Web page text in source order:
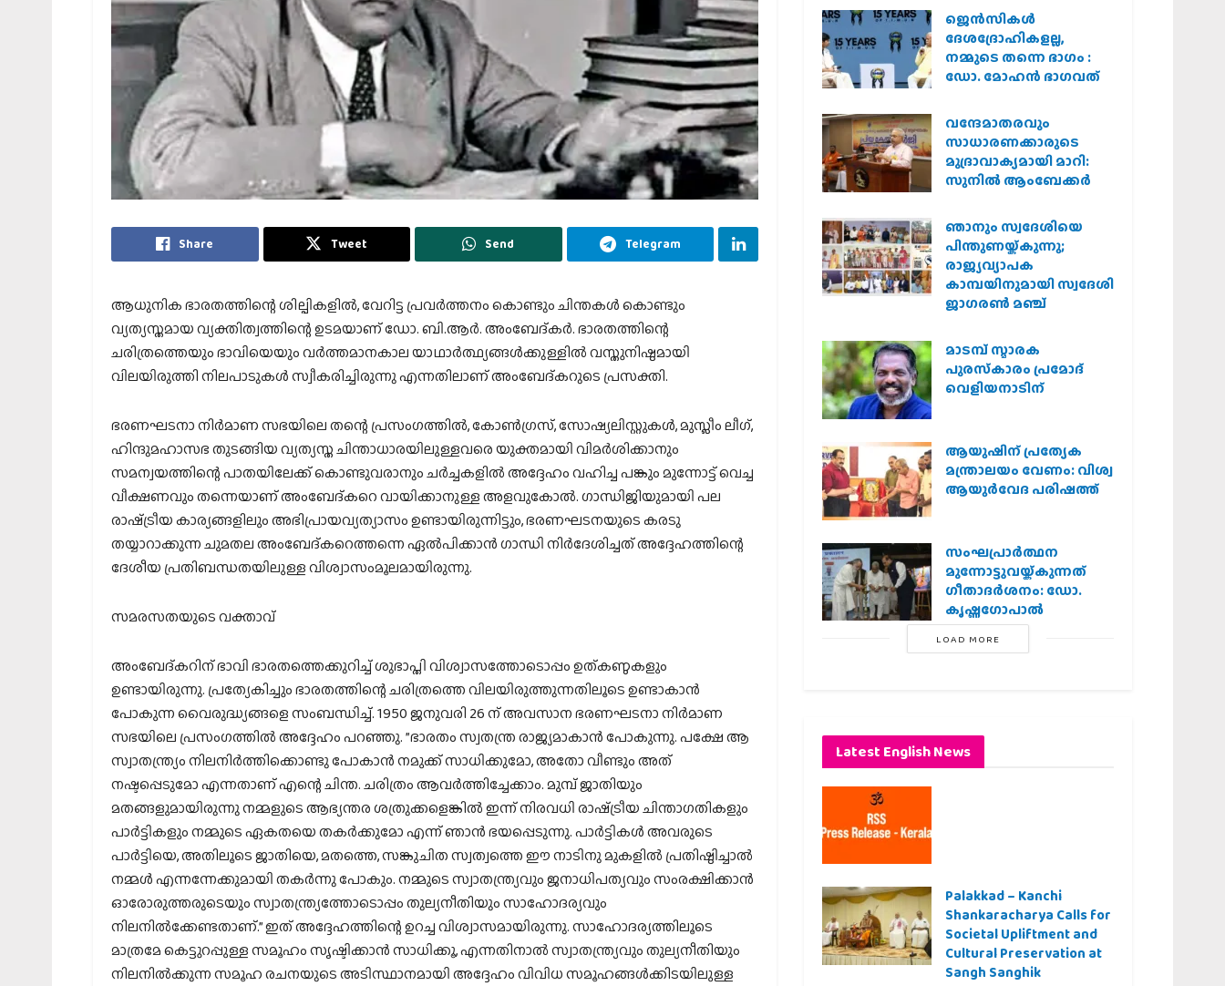
Share Tweet Send Telegram
ആധുനിക ഭാരതത്തിന്റെ ശില്പികളിൽ, വേറിട്ട പ്രവർത്തനം കൊണ്ടും ചിന്തകൾ കൊണ്ടും
വ്യത്യസ്തമായ വ്യക്തിത്വത്തിന്റെ ഉടമയാണ് ഡോ. ബി.ആർ. അംബേദ്കർ. ഭാരതത്തിന്റെ
ചരിത്രത്തെയും ഭാവിയെയും വർത്തമാനകാല യാഥാർത്ഥ്യങ്ങൾക്കുള്ളിൽ വസ്തുനിഷ്ഠമായി
വിലയിരുത്തി നിലപാടുകൾ സ്വീകരിച്ചിരുന്നു എന്നതിലാണ് അംബേദ്കറുടെ പ്രസക്തി.
ഭരണഘടനാ നിർമാണ സഭയിലെ തന്റെ പ്രസംഗത്തിൽ, കോൺഗ്രസ്, സോഷ്യലിസ്റ്റുകൾ, മുസ്ലീം ലീഗ്,
ഹിന്ദുമഹാസഭ തുടങ്ങിയ വ്യത്യസ്ത ചിന്താധാരയിലുള്ളവരെ യുക്തമായി വിമർശിക്കാനും
സമന്വയത്തിന്റെ പാതയിലേക്ക് കൊണ്ടുവരാനും ചർച്ചകളിൽ അദ്ദേഹം വഹിച്ച പങ്കും മുന്നോട്ട് വെച്ച
വീക്ഷണവും തന്നെയാണ് അംബേദ്കറെ വായിക്കാനുള്ള അളവുകോൽ. ഗാന്ധിജിയുമായി പല
രാഷ്‌ട്രീയ കാര്യങ്ങളിലും അഭിപ്രായവ്യത്യാസം ഉണ്ടായിരുന്നിട്ടും, ഭരണഘടനയുടെ കരടു
തയ്യാറാക്കുന്ന ചുമതല അംബേദ്കറെത്തന്നെ ഏൽപിക്കാൻ ഗാന്ധി നിർദേശിച്ചത് അദ്ദേഹത്തിന്റെ
ദേശീയ പ്രതിബന്ധതയിലുള്ള വിശ്വാസംമൂലമായിരുന്നു.
സമരസതയുടെ വക്താവ്
അംബേദ്കറിന് ഭാവി ഭാരതത്തെക്കുറിച്ച് ശുഭാപ്തി വിശ്വാസത്തോടൊപ്പം ഉത്കണ്ഠകളും
ഉണ്ടായിരുന്നു. പ്രത്യേകിച്ചും ഭാരതത്തിന്റെ ചരിത്രത്തെ വിലയിരുത്തുന്നതിലൂടെ ഉണ്ടാകാൻ
പോകുന്ന വൈരുദ്ധ്യങ്ങളെ സംബന്ധിച്ച്. 1950 ജനുവരി 26 ന് അവസാന ഭരണഘടനാ നിർമാണ
സഭയിലെ പ്രസംഗത്തിൽ അദ്ദേഹം പറഞ്ഞു. ”ഭാരതം സ്വതന്ത്ര രാജ്യമാകാൻ പോകുന്നു. പക്ഷേ ആ
സ്വാതന്ത്ര്യം നിലനിർത്തിക്കൊണ്ടു പോകാൻ നമുക്ക് സാധിക്കുമോ, അതോ വീണ്ടും അത്
നഷ്ടപ്പെടുമോ എന്നതാണ് എന്റെ ചിന്ത. ചരിത്രം ആവർത്തിച്ചേക്കാം. മുമ്പ് ജാതിയും
മതങ്ങളുമായിരുന്നു നമ്മളുടെ ആഭ്യന്തര ശത്രുക്കളെങ്കിൽ ഇന്ന് നിരവധി രാഷ്‌ട്രീയ ചിന്താഗതികളും
പാർട്ടികളും നമ്മുടെ ഏകതയെ തകർക്കുമോ എന്ന് ഞാൻ ഭയപ്പെടുന്നു. പാർട്ടികൾ അവരുടെ
പാർട്ടിയെ, അതിലൂടെ ജാതിയെ, മതത്തെ, സങ്കുചിത സ്വത്വത്തെ ഈ നാടിനു മുകളിൽ പ്രതിഷ്ഠിച്ചാൽ
നമ്മൾ എന്നന്നേക്കുമായി തകർന്നു പോകും. നമ്മുടെ സ്വാതന്ത്ര്യവും ജനാധിപത്യവും സംരക്ഷിക്കാൻ
ഓരോരുത്തരുടെയും സ്വാതന്ത്ര്യത്തോടൊപ്പം തുല്യനീതിയും സാഹോദര്യവും
നിലനിൽക്കേണ്ടതാണ്.” ഇത് അദ്ദേഹത്തിന്റെ ഉറച്ച വിശ്വാസമായിരുന്നു. സാഹോദര്യത്തിലൂടെ
മാത്രമേ കെട്ടുറപ്പുള്ള സമൂഹം സൃഷ്ടിക്കാൻ സാധിക്കൂ, എന്നതിനാൽ സ്വാതന്ത്ര്യവും തുല്യനീതിയും
നിലനിൽക്കുന്ന സമൂഹ രചനയുടെ അടിസ്ഥാനമായി അദ്ദേഹം വിവിധ സമൂഹങ്ങൾക്കിടയിലുള്ള
വേണമെന്ന് വിശ്വഹിന്ദു
പരിഷത്ത്
ജെന്‍സികള്‍
ദേശദ്രോഹികളല്ല,
നമ്മുടെ തന്നെ ഭാഗം :
ഡോ. മോഹന്‍ ഭാഗവത്
വന്ദേമാതരവും
സാധാരണക്കാരുടെ
മുദ്രാവാക്യമായി മാറി:
സുനിൽ ആംബേക്കർ
ഞാനും സ്വദേശിയെ
പിന്തുണയ്ക്കുന്നു;
രാജ്യവ്യാപക
കാമ്പയിനുമായി സ്വദേശി
ജാഗരണ്‍ മഞ്ച്
മാടമ്പ് സ്മാരക
പുരസ്‌കാരം പ്രമോദ്
വെളിയനാടിന്
ആയുഷിന് പ്രത്യേക
മന്ത്രാലയം വേണം: വിശ്വ
ആയുര്‍വേദ പരിഷത്ത്
സംഘപ്രാര്‍ത്ഥന
മുന്നോട്ടുവയ്ക്കുന്നത്
ഗീതാദര്‍ശനം: ഡോ.
കൃഷ്ണഗോപാല്‍
LOAD MORE
Latest English News
Palakkad – Kanchi
Shankaracharya Calls for
Societal Upliftment and
Cultural Preservation at
Sangh Sanghik